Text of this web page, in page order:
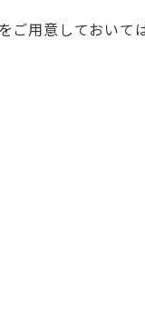
ご用意しておいて